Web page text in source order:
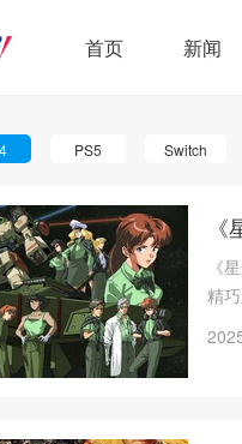
首页 新闻
PS5 Switch
《
精